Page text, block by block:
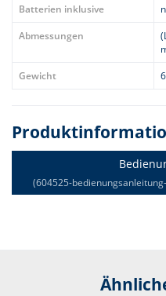
Batterien inklusive
Abmessungen
Gewicht
(604525-